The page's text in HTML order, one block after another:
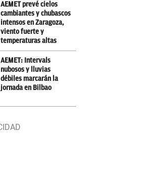
AEMET prevé cielos
cambiantes y chubascos
intensos en Zaragoza,
viento fuerte y
temperaturas altas
AEMET: Intervals
nubosos y lluvias
débiles marcarán la
jornada en Bilbao